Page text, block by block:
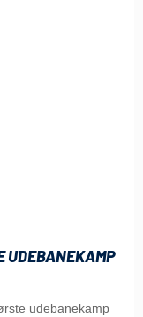
UDEBANEKAMP
udebanekamp